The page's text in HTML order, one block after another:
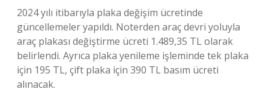
2024 yılı itibarıyla plaka değişim ücretinde
güncellemeler yapıldı. Noterden araç devri yoluyla
araç plakası değiştirme ücreti 1.489,35 TL olarak
belirlendi. Ayrıca plaka yenileme işleminde tek plaka
için 195 TL, çift plaka için 390 TL basım ücreti
alınacak.